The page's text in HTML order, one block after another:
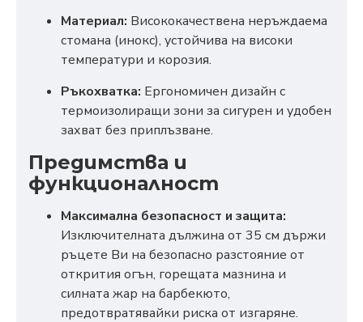
Материал: Висококачествена неръждаема
стомана (инокс), устойчива на високи
температури и корозия.
Ръкохватка: Ергономичен дизайн с
термоизолиращи зони за сигурен и удобен
захват без приплъзване.
Предимства и
функционалност
Максимална безопасност и защита:
Изключителната дължина от 35 см държи
ръцете Ви на безопасно разстояние от
открития огън, горещата мазнина и
силната жар на барбекюто,
предотвратявайки риска от изгаряне.